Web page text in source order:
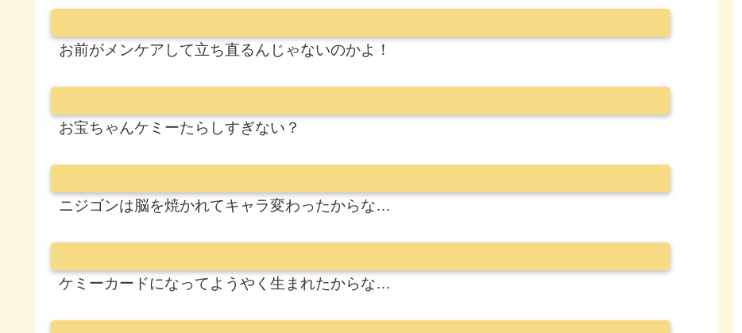
お前がメンケアして立ち直るんじゃないのかよ！
お宝ちゃんケミーたらしすぎない？
ニジゴンは脳を焼かれてキャラ変わったからな…
ケミーカードになってようやく生まれたからな…